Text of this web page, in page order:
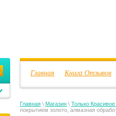
Главная Книга Отзывов
Главная \ Магазин \ Только
покрытием золото, алмазная